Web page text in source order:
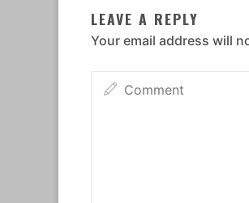
LEAVE A REPLY
Your email address will